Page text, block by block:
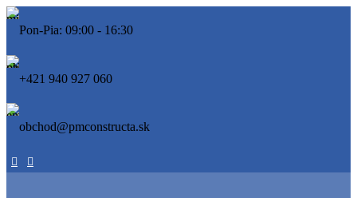
Pon-Pia: 09:00 - 16:30
+421 940 927 060
obchod@pmconstructa.sk